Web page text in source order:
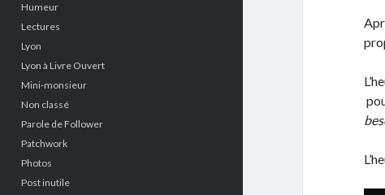
Humeur
Lectures
Lyon
Lyon à Livre Ouvert
Mini-monsieur
Non classé
Parole de Follower
Patchwork
Photos
Post inutile